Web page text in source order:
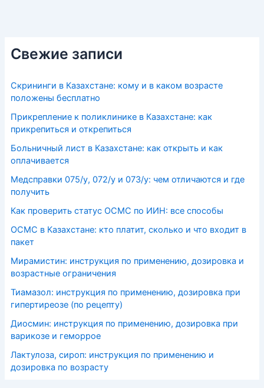
Свежие записи
Скрининги в Казахстане: кому и в каком возрасте
положены бесплатно
Прикрепление к поликлинике в Казахстане: как
прикрепиться и открепиться
Больничный лист в Казахстане: как открыть и как
оплачивается
Медсправки 075/у, 072/у и 073/у: чем отличаются и где
получить
Как проверить статус ОСМС по ИИН: все способы
ОСМС в Казахстане: кто платит, сколько и что входит в
пакет
Мирамистин: инструкция по применению, дозировка и
возрастные ограничения
Тиамазол: инструкция по применению, дозировка при
гипертиреозе (по рецепту)
Диосмин: инструкция по применению, дозировка при
варикозе и геморрое
Лактулоза, сироп: инструкция по применению и
дозировка по возрасту